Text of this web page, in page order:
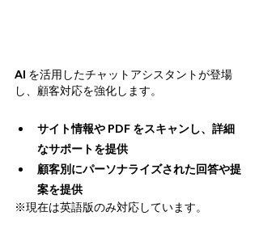
AI を活用したチャットアシスタントが登場
し、顧客対応を強化します。
サイト情報や PDF をスキャンし、詳細
なサポートを提供
顧客別にパーソナライズされた回答や提
案を提供
※現在は英語版のみ対応しています。